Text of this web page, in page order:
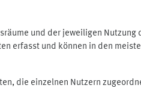
und der jeweiligen
erfasst und können in den
die einzelnen Nutzern